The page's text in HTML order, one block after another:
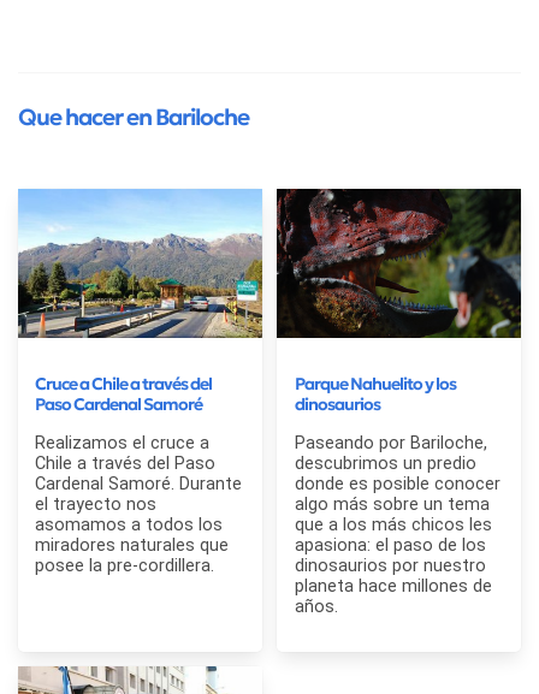
Que hacer en Bariloche
Cruce a Chile a través del
Paso Cardenal Samoré
Realizamos el cruce a
Chile a través del Paso
Cardenal Samoré. Durante
el trayecto nos
asomamos a todos los
miradores naturales que
posee la pre-cordillera.
Parque Nahuelito y los
dinosaurios
Paseando por Bariloche,
descubrimos un predio
donde es posible conocer
algo más sobre un tema
que a los más chicos les
apasiona: el paso de los
dinosaurios por nuestro
planeta hace millones de
años.